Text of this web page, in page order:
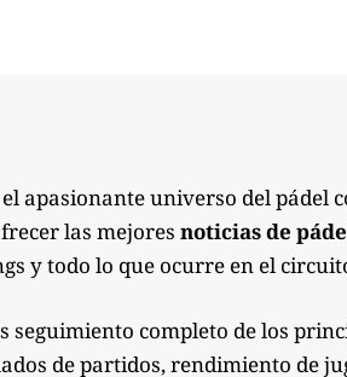
apasionante universo del
las mejores noticias de
y todo lo que ocurre en el
seguimiento completo de los
de partidos, rendimiento de